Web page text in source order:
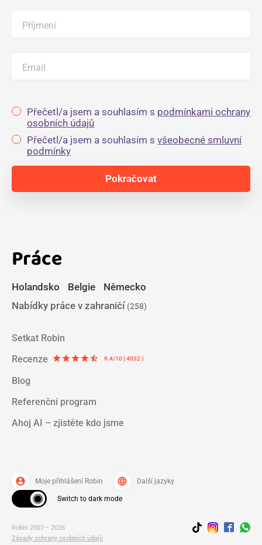
Příjmení
Email
Přečetl/a jsem a souhlasím s podmínkami ochrany
osobních údajů
Přečetl/a jsem a souhlasím s všeobecné smluvní
podmínky
Práce
Holandsko Belgie
Německo
Nabídky práce v zahraničí (258)
Setkat Robin
Recenze starstarstarstarstar_half 9.4/10 ( 4032 )
Blog
Referenční program
Ahoj AI – zjistěte kdo jsme
account_circle Moje přihlášení Robin language Další jazyky
Switch to dark mode
Robin 2007— 2026
Zásady ochrany osobních údajů